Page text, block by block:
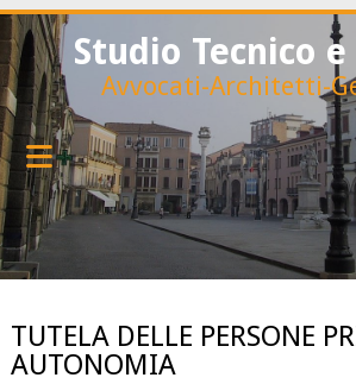
Studio Tecnico
Avvocati-Architetti-
TUTELA DELLE PERSONE
AUTONOMIA